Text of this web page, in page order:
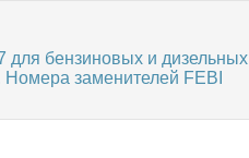
бензиновых и дизельных
заменителей FEBI